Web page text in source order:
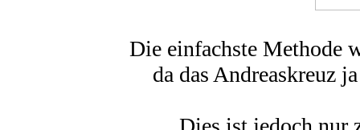
Die einfachste Methode
da das Andreaskreuz